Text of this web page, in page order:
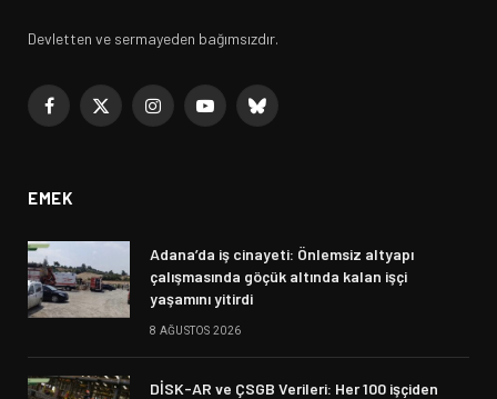
Devletten ve sermayeden bağımsızdır.
Facebook
X
InstagramYouTubeBluesky
EMEK
Adana’da iş cinayeti: Önlemsiz altyapı
çalışmasında göçük altında kalan işçi
yaşamını yitirdi
8 AĞUSTOS 2026
DİSK-AR ve ÇSGB Verileri: Her 100 işçiden